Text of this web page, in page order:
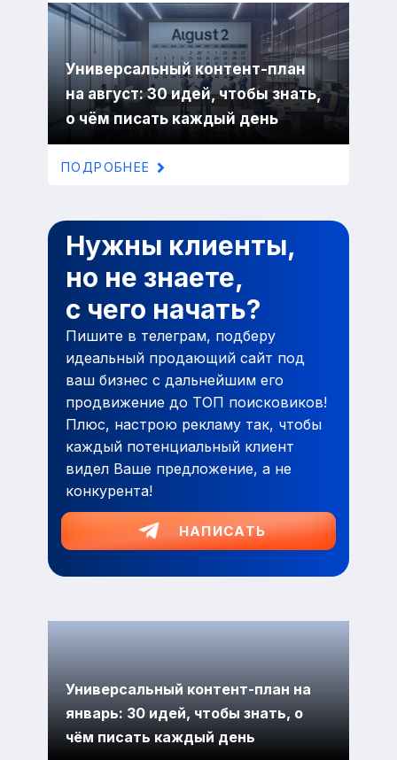
Универсальный контент-план
на август: 30 идей, чтобы знать,
о чём писать каждый день
ПОДРОБНЕЕ
Нужны клиенты,
но не знаете,
с чего начать?
Пишите в телеграм, подберу
идеальный продающий сайт под
ваш бизнес с дальнейшим его
продвижение до ТОП поисковиков!
Плюс, настрою рекламу так, чтобы
каждый потенциальный клиент
видел Ваше предложение, а не
конкурента!
НАПИСАТЬ
Универсальный контент-план на
январь: 30 идей, чтобы знать, о
чём писать каждый день